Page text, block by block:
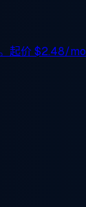
起价$2.48/mo